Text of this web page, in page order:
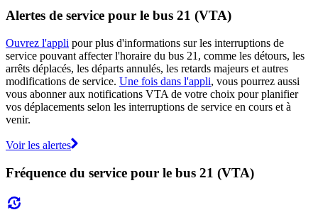
Alertes de service pour le bus 21 (VTA)
Ouvrez l'appli pour plus d'informations sur les interruptions de
service pouvant affecter l'horaire du bus 21, comme les détours, les
arrêts déplacés, les départs annulés, les retards majeurs et autres
modifications de service. Une fois dans l'appli, vous pourrez aussi
vous abonner aux notifications VTA de votre choix pour planifier
vos déplacements selon les interruptions de service en cours et à
venir.
Voir les alertes
Fréquence du service pour le bus 21 (VTA)